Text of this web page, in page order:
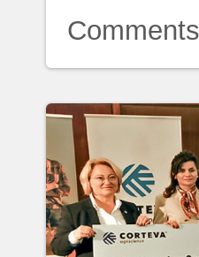
Comments